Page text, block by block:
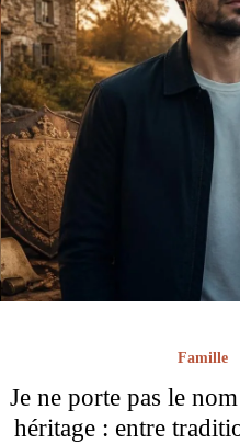
Famille
Je ne porte pas le
héritage : entre